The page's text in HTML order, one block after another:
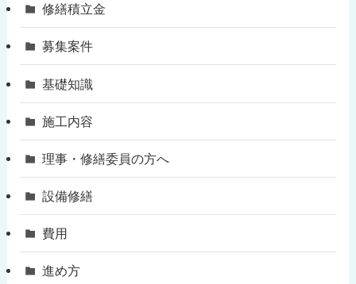
修繕積立金
募集案件
基礎知識
施工内容
理事・修繕委員の方へ
設備修繕
費用
進め方